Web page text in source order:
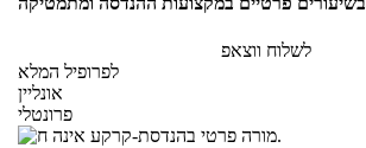
לשלוח ווצאפ
לפרופיל המלא
אונליין
פרונטלי